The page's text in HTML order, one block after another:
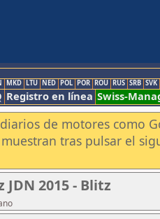
MKD LTU NED POL POR ROU RUS SRB SVK
Registro en línea Swiss-
de motores como
tras pulsar el
2015 - Blitz